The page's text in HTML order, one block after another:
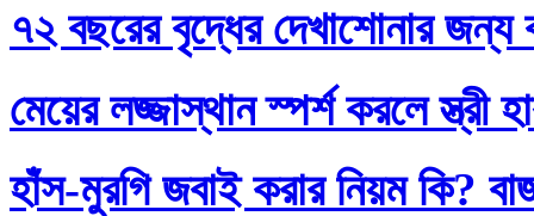
৭২ বছরের বৃদ্ধের দেখাশোনার জন্য
মেয়ের লজ্জাস্থান স্পর্শ করলে স্ত্রী
হাঁস-মুরগি জবাই করার নিয়ম কি?